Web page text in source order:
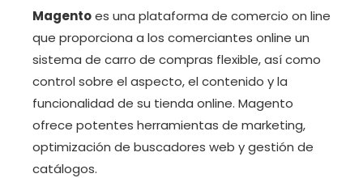
Magentoes una plataforma de comercio on line
que proporciona a los comerciantes online un
sistema de carro de compras flexible, así como
control sobre el aspecto, el contenido y la
funcionalidad de su tienda online. Magento
ofrece potentes herramientas de marketing,
optimización de buscadores web y gestión de
catálogos.